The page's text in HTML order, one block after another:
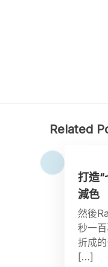
Related
打造“
減色
然後
秒一
折成
[…]